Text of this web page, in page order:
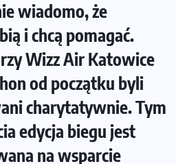
wiadomo, że
i chcą pomagać.
Wizz Air Katowice
od początku byli
charytatywnie. Tym
edycja biegu jest
na wsparcie